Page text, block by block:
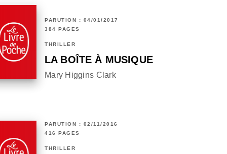
PARUTION : 04/01/2017
384 PAGES
THRILLER
LA BOÎTE À MUSIQUE
Mary Higgins Clark
PARUTION : 02/11/2016
416 PAGES
THRILLER